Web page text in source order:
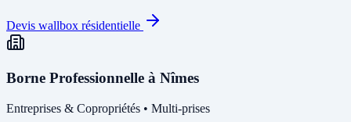
Devis wallbox résidentielle
Borne Professionnelle à Nîmes
Entreprises & Copropriétés • Multi-prises